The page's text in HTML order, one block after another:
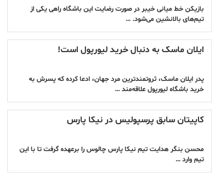
بازیکن خط میانی خیبر در صورت رضایت این باشگاه راهی یکی از
تیم‌های بالانشین می‌شود. …
ایلان ماسک به دنبال خرید لیورپول است!
پدر ایلان ماسک، ثروتمندترین مرد جهان، ادعا کرده که پسرش به
خرید باشگاه لیورپول علاقه‌مند …
کاپیتان سابق پرسپولیس در نیکا پارس
محسن بنگر هدایت تیم نیکا پارس چالوس را برعهده گرفت تا با این
تیم وارد …